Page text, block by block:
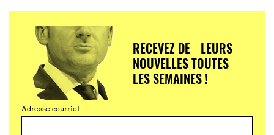
RECEVEZ DE LEURS
NOUVELLES TOUTES
LES SEMAINES !
Adresse courriel